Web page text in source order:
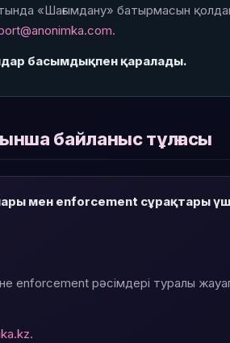
«Шағымдану» батырмасын
.
басымдықпен қаралады.
байланыс тұлғасы
мен enforcement сұрақтары
enforcement рәсімдері туралы
.